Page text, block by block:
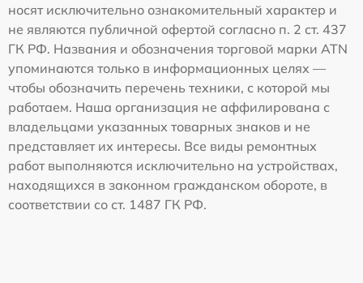
носят исключительно ознакомительный характер и
не являются публичной офертой согласно п. 2 ст. 437
ГК РФ. Названия и обозначения торговой марки ATN
упоминаются только в информационных целях —
чтобы обозначить перечень техники, с которой мы
работаем. Наша организация не аффилирована с
владельцами указанных товарных знаков и не
представляет их интересы. Все виды ремонтных
работ выполняются исключительно на устройствах,
находящихся в законном гражданском обороте, в
соответствии со ст. 1487 ГК РФ.